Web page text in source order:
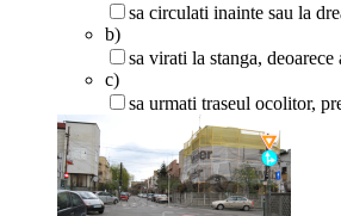
sa circulati inainte sau la
b)
sa virati la stanga,
c)
sa urmati traseul ocolitor,